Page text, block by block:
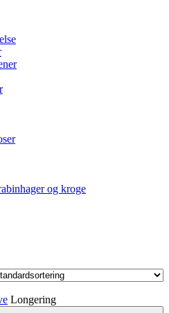
og kroge
Longering